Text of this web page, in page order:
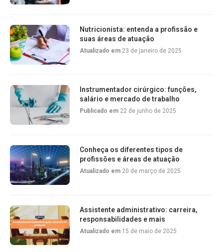
Nutricionista: entenda a profissão e
suas áreas de atuação
Atualizado em 23 de janeiro de 2025
Instrumentador cirúrgico: funções,
salário e mercado de trabalho
Publicado em 22 de junho de 2025
Conheça os diferentes tipos de
profissões e áreas de atuação
Atualizado em 20 de março de 2025
Assistente administrativo: carreira,
responsabilidades e mais
Atualizado em 15 de maio de 2025